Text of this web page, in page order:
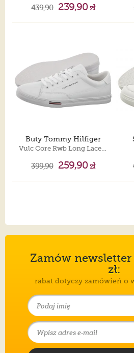
439,90 239,90zł
Buty Tommy Hilfiger
Vulc Core Rwb Long Lace Lth White FM0FM05814 YBS
399,90 259,90zł
Zamów
zł:
rabat dotyczy zamówień o